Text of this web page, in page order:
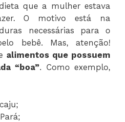
que a mulher estava
O motivo está na
necessárias para o
bebê. Mas, atenção!
alimentos que possuem
“boa”. Como exemplo,